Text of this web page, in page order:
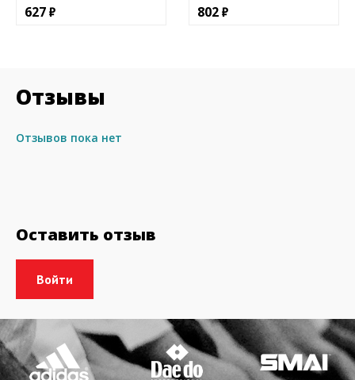
627 802
Отзывы
Отзывов пока нет
Оставить отзыв